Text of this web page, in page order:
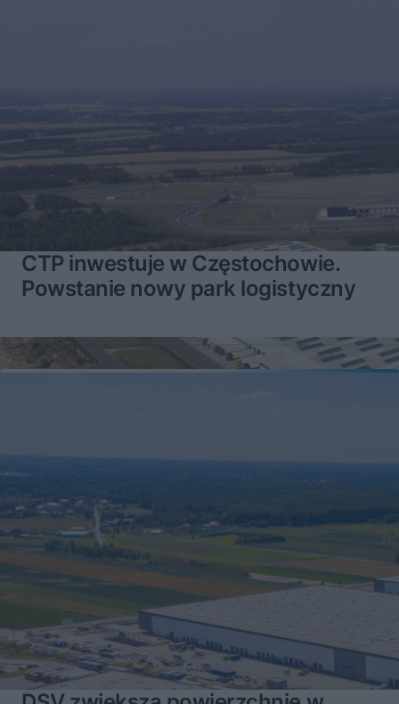
CTP inwestuje w Częstochowie.
Powstanie nowy park logistyczny